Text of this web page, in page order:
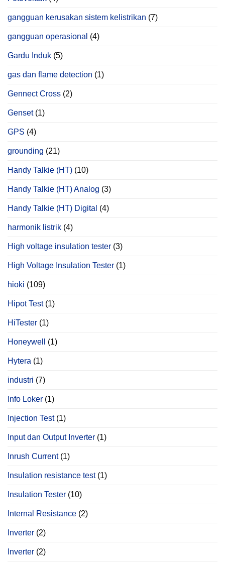
gangguan kerusakan sistem kelistrikan (7)
gangguan operasional (4)
Gardu Induk (5)
gas dan flame detection (1)
Gennect Cross (2)
Genset(1)
GPS (4)
grounding (21)
Handy Talkie (HT) (10)
Handy Talkie (HT) Analog (3)
Handy Talkie (HT) Digital (4)
harmonik listrik (4)
High voltage insulation tester (3)
High Voltage Insulation Tester (1)
hioki (109)
Hipot Test(1)
HiTester (1)
Honeywell (1)
Hytera (1)
industri (7)
Info Loker (1)
Injection Test(1)
Input dan Output Inverter (1)
Inrush Current(1)
Insulation resistance test(1)
Insulation Tester (10)
Internal Resistance (2)
Inverter (2)
Inverter (2)